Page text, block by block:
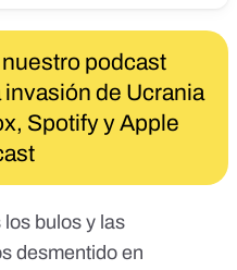
podcast
de Ucrania
, SpotifyyApple
bulos y las
desmentido en